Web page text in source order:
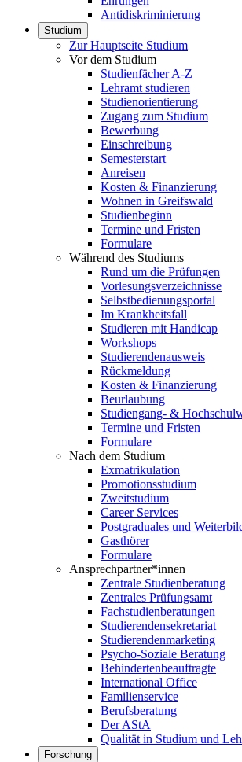
Antidiskriminierung
Studium
Zur Hauptseite Studium
Vor dem Studium
Studienfächer A-Z
Lehramt studieren
Studienorientierung
Zugang zum Studium
Bewerbung
Einschreibung
Semesterstart
Anreisen
Kosten & Finanzierung
Wohnen in Greifswald
Studienbeginn
Termine und Fristen
Formulare
Während des Studiums
Rund um die Prüfungen
Vorlesungsverzeichnisse
Selbstbedienungsportal
Im Krankheitsfall
Studieren mit Handicap
Workshops
Studierendenausweis
Rückmeldung
Kosten & Finanzierung
Beurlaubung
Studiengang- &
Termine und Fristen
Formulare
Nach dem Studium
Exmatrikulation
Promotionsstudium
Zweitstudium
Career Services
Postgraduales und
Gasthörer
Formulare
Ansprechpartner*innen
Zentrale Studienberatung
Zentrales Prüfungsamt
Fachstudienberatungen
Studierendensekretariat
Studierendenmarketing
Psycho-Soziale Beratung
Behindertenbeauftragte
International Office
Familienservice
Berufsberatung
Der AStA
Qualität in Studium und
Forschung